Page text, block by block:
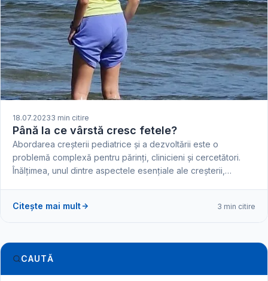
18.07.20233 min citire
Până la ce vârstă cresc fetele?
Abordarea creșterii pediatrice și a dezvoltării este o
problemă complexă pentru părinți, clinicieni și cercetători.
Înălțimea, unul dintre aspectele esențiale ale creșterii,…
Citește mai mult 3 min citire
CAUTĂ